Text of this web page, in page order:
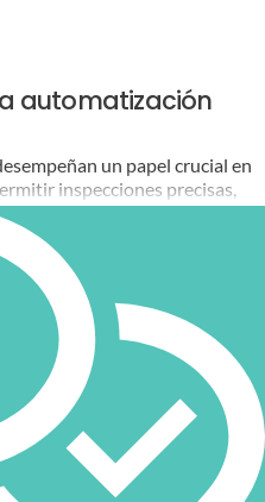
automatización
un papel crucial en
inspecciones precisas,
automatizado en tiempo
amplia gama de soluciones
, que integran cámaras de alta
tecnologías de iluminación
incluso en entornos
disponibles
incluye una amplia
a las necesidades
A continuación,
que ofrecemos: